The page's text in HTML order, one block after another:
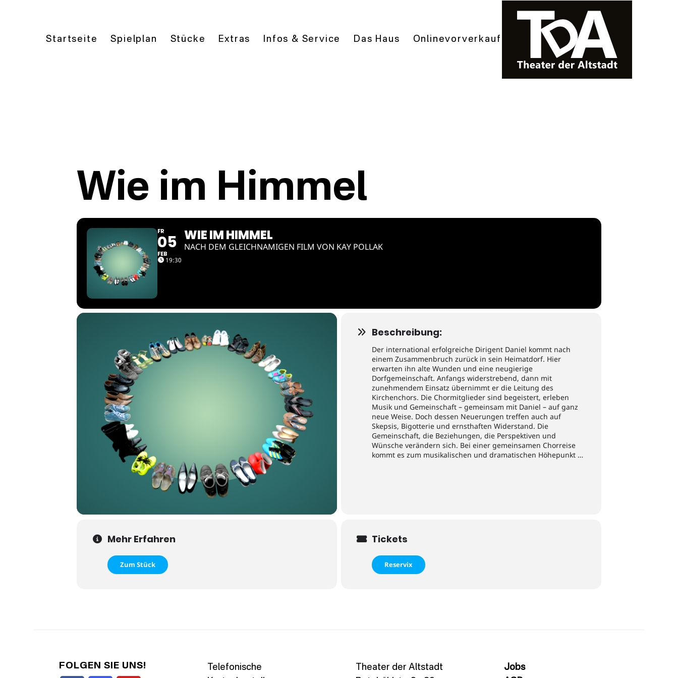
Startseite Spielplan Stücke Extras Infos & Service Das Haus Onlinevorverkauf
Wie im Himmel
FR
05
FEB
19:30
WIE IM HIMMEL
NACH DEM GLEICHNAMIGEN FILM VON KAY POLLAK
Beschreibung:
Der international erfolgreiche Dirigent Daniel kommt nach
einem Zusammenbruch zurück in sein Heimatdorf. Hier
erwarten ihn alte Wunden und eine neugierige
Dorfgemeinschaft. Anfangs widerstrebend, dann mit
zunehmendem Einsatz übernimmt er die Leitung des
Kirchenchors. Die Chormitglieder sind begeistert, erleben
Musik und Gemeinschaft – gemeinsam mit Daniel – auf ganz
neue Weise. Doch dessen Neuerungen treffen auch auf
Skepsis, Bigotterie und ernsthaften Widerstand. Die
Gemeinschaft, die Beziehungen, die Perspektiven und
Wünsche verändern sich. Bei einer gemeinsamen Chorreise
kommt es zum musikalischen und dramatischen Höhepunkt …
Mehr Erfahren
Zum Stück
Tickets
Reservix
FOLGEN SIE UNS!
Telefonische
Theater der Altstadt
Jobs